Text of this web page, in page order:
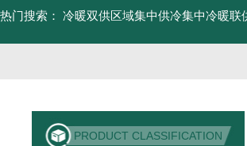
热门搜索： 冷暖双供区域集中供冷集中冷暖联
PRODUCT CLASSIFICATION